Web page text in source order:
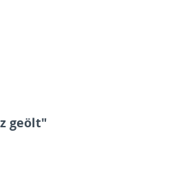
geölt"